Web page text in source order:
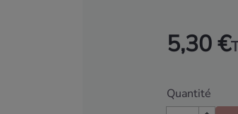
5,30 €
Quantité